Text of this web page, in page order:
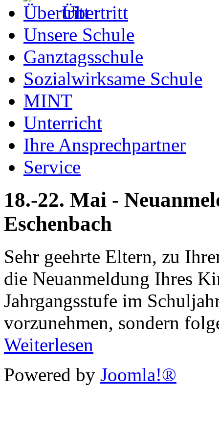
Übertritt
Unsere Schule
Ganztagsschule
Sozialwirksame Schule
MINT
Unterricht
Ihre Ansprechpartner
Service
18.-22. Mai -
Eschenbach
Sehr geehrte Eltern, zu
die Neuanmeldung Ihres
Jahrgangsstufe im
vorzunehmen, sondern
Weiterlesen
Powered by Joomla!®